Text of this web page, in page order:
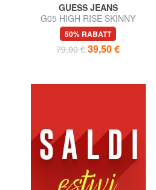
GUESS JEANS
G05 HIGH RISE SKINNY
Jeans
50% RABATT
79,00 € 39,50 €